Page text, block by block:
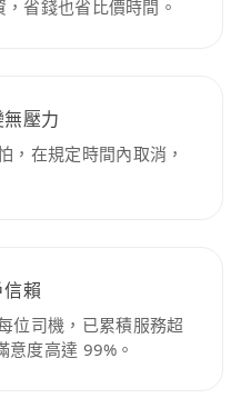
省錢也省比價時間。
壓力
，在規定時間內取消，
賴
位司機，已累積服務超
度高達 99%。